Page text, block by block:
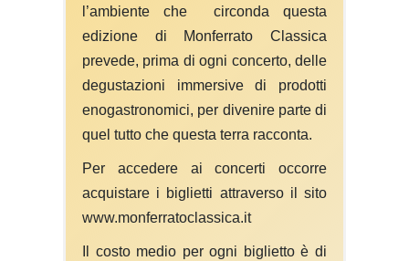
l’ambiente che circonda questa
edizione di Monferrato Classica
prevede, prima di ogni concerto, delle
degustazioni immersive di prodotti
enogastronomici, per divenire parte di
quel tutto che questa terra racconta.
Per accedere ai concerti occorre
acquistare i biglietti attraverso il sito
www.monferratoclassica.it
Il costo medio per ogni biglietto è di